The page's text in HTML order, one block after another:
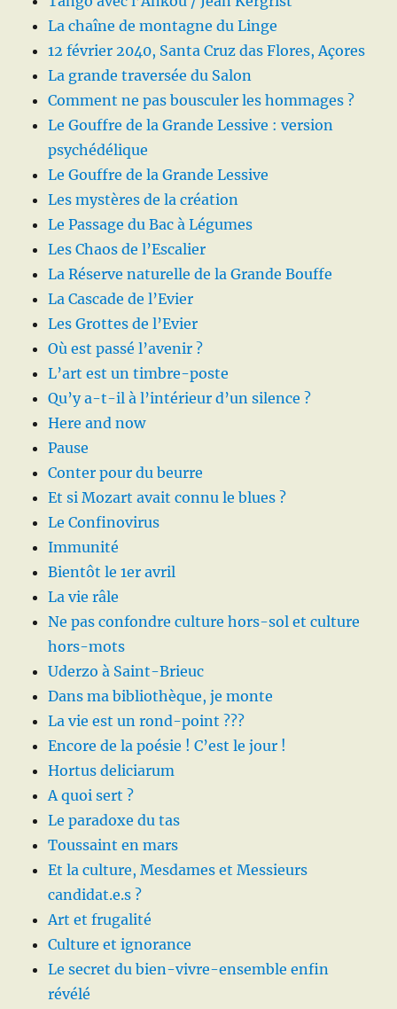
La chaîne de montagne du Linge
12 février 2040, Santa Cruz das Flores, Açores
La grande traversée du Salon
Comment ne pas bousculer les hommages ?
Le Gouffre de la Grande Lessive : version
psychédélique
Le Gouffre de la Grande Lessive
Les mystères de la création
Le Passage du Bac à Légumes
Les Chaos de l’Escalier
La Réserve naturelle de la Grande Bouffe
La Cascade de l’Evier
Les Grottes de l’Evier
Où est passé l’avenir ?
L’art est un timbre-poste
Qu’y a-t-il à l’intérieur d’un silence ?
Here and now
Pause
Conter pour du beurre
Et si Mozart avait connu le blues ?
Le Confinovirus
Immunité
Bientôt le 1er avril
La vie râle
Ne pas confondre culture hors-sol et culture
hors-mots
Uderzo à Saint-Brieuc
Dans ma bibliothèque, je monte
La vie est un rond-point ???
Encore de la poésie ! C’est le jour !
Hortus deliciarum
A quoi sert ?
Le paradoxe du tas
Toussaint en mars
Et la culture, Mesdames et Messieurs
candidat.e.s ?
Art et frugalité
Culture et ignorance
Le secret du bien-vivre-ensemble enfin
révélé